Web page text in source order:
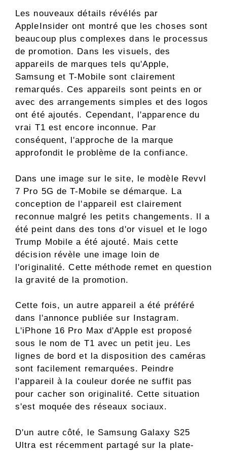
Les nouveaux détails révélés par
AppleInsider ont montré que les choses sont
beaucoup plus complexes dans le processus
de promotion. Dans les visuels, des
appareils de marques tels qu'Apple,
Samsung et T-Mobile sont clairement
remarqués. Ces appareils sont peints en or
avec des arrangements simples et des logos
ont été ajoutés. Cependant, l'apparence du
vrai T1 est encore inconnue. Par
conséquent, l'approche de la marque
approfondit le problème de la confiance.
Dans une image sur le site, le modèle Revvl
7 Pro 5G de T-Mobile se démarque. La
conception de l'appareil est clairement
reconnue malgré les petits changements. Il a
été peint dans des tons d'or visuel et le logo
Trump Mobile a été ajouté. Mais cette
décision révèle une image loin de
l'originalité. Cette méthode remet en question
la gravité de la promotion.
Cette fois, un autre appareil a été préféré
dans l'annonce publiée sur Instagram.
L'iPhone 16 Pro Max d'Apple est proposé
sous le nom de T1 avec un petit jeu. Les
lignes de bord et la disposition des caméras
sont facilement remarquées. Peindre
l'appareil à la couleur dorée ne suffit pas
pour cacher son originalité. Cette situation
s'est moquée des réseaux sociaux.
D'un autre côté, le Samsung Galaxy S25
Ultra est récemment partagé sur la plate-